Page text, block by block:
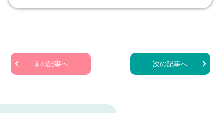
前の記事へ 次の記事へ